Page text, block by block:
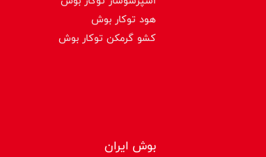
هود توکار بوش
کشو گرمکن توکار بوش
بوش ایران